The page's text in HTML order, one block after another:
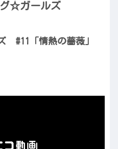
☆ガールズ
#11「情熱の薔薇」